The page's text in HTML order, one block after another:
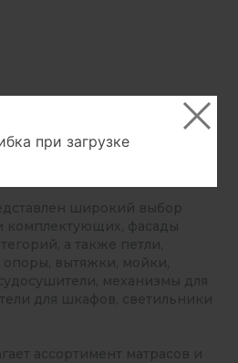
широкий выбор
комплектующих, фасады
а также петли,
вытяжки, мойки,
механизмы для
для шкафов, светильники
ассортимент матрасов и
при загрузке